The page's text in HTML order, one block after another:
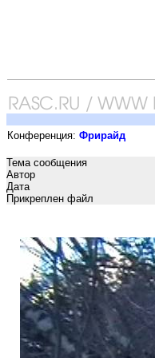
Конференция: Фрирайд
Тема сообщения
Автор
Дата
Прикреплен файл